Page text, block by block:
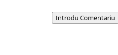
Introdu Comentariu